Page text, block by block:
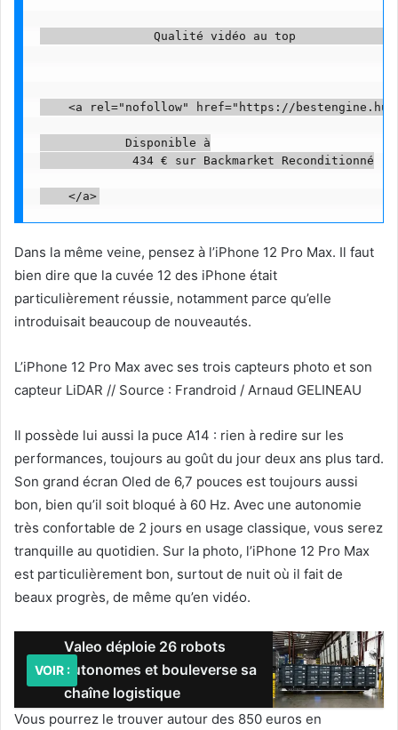
Qualité vidéo au
<a rel="nofollow" href="https://
            Disponible à
             434 € sur Backmarket Reconditionné
    </a>
Dans la même veine, pensez à l’iPhone 12 Pro Max. Il faut
bien dire que la cuvée 12 des iPhone était
particulièrement réussie, notamment parce qu’elle
introduisait beaucoup de nouveautés.
L’iPhone 12 Pro Max avec ses trois capteurs photo et son
capteur LiDAR // Source : Frandroid / Arnaud GELINEAU
Il possède lui aussi la puce A14 : rien à redire sur les
performances, toujours au goût du jour deux ans plus tard.
Son grand écran Oled de 6,7 pouces est toujours aussi
bon, bien qu’il soit bloqué à 60 Hz. Avec une autonomie
très confortable de 2 jours en usage classique, vous serez
tranquille au quotidien. Sur la photo, l’iPhone 12 Pro Max
est particulièrement bon, surtout de nuit où il fait de
beaux progrès, de même qu’en vidéo.
Valeo déploie 26 robots
autonomes et bouleverse sa
chaîne logistique
VOIR :
Vous pourrez le trouver autour des 850 euros en